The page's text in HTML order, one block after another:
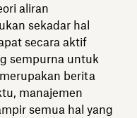
aliran
sekadar hal
secara aktif
sempurna untuk
berita
manajemen
semua hal yang